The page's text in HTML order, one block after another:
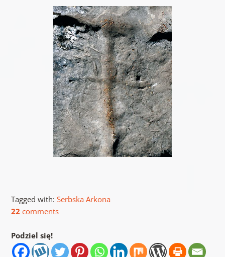
Tagged with: Serbska Arkona
22 comments
Podziel się!